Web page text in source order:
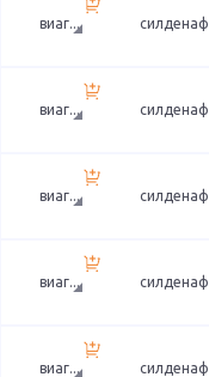
виаг... силденаф
виаг... силденаф
виаг... силденаф
виаг... силденаф
виаг... силденаф